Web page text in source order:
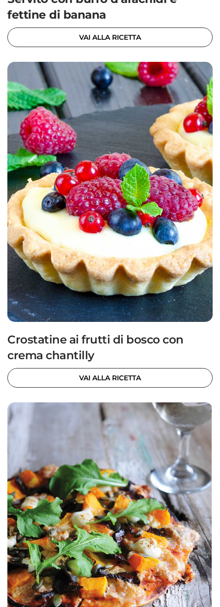
fettine di banana
VAI ALLA RICETTA
Crostatine ai frutti di bosco con
crema chantilly
VAI ALLA RICETTA